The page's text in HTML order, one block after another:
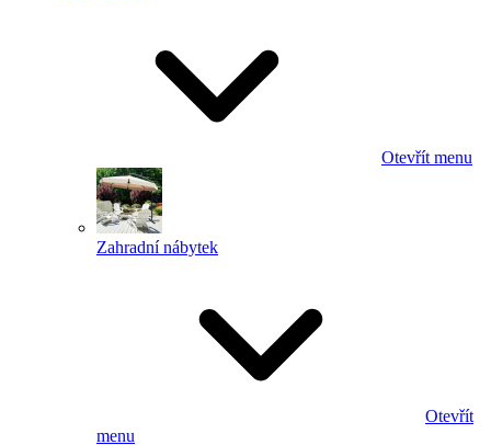
Otevřít menu
Zahradní nábytek
Otevřít
menu